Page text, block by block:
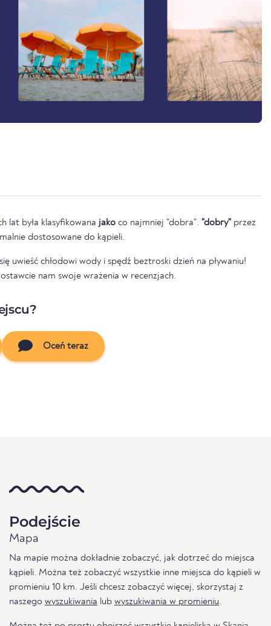
lat była klasyfikowana jako co najmniej "dobra". "dobry" przez
dostosowane do kąpieli.
uwieść chłodowi wody i spędź beztroski dzień na pływaniu!
nam swoje wrażenia w recenzjach.
Oceń teraz
Podejście
Mapa
Na mapie można dokładnie zobaczyć, jak dotrzeć do miejsca
kąpieli. Można też zobaczyć wszystkie inne miejsca do kąpieli w
promieniu 10 km. Jeśli chcesz zobaczyć więcej, skorzystaj z
naszego wyszukiwania lub wyszukiwania w promieniu.